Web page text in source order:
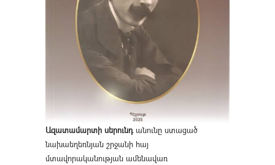
Ազատամարտի սերունդանունը ստացած
նախաեղեռնյան շրջանի հայ
մտավորականության ամենավառ